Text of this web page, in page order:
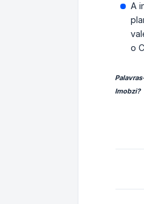
A
o
Imobzi?